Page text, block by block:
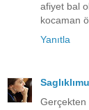
afiyet bal
kocaman
Yanıtla
Gerçekten